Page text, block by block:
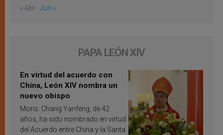
« Abr Jun »
PAPA LEÓN XIV
En virtud del acuerdo con
China, León XIV nombra un
nuevo obispo
Mons. Chang Yanfeng, de 42
años, ha sido nombrado en virtud
del Acuerdo entre China y la Santa